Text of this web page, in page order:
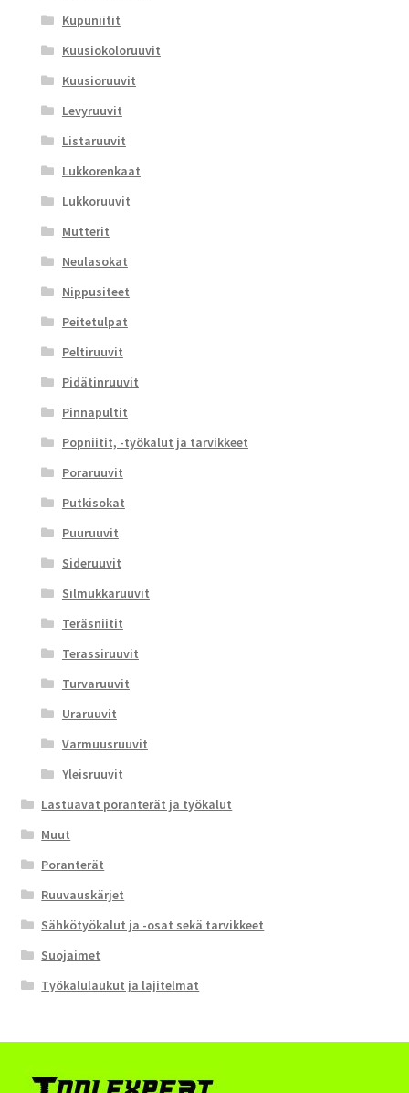
Kupuniitit
Kuusiokoloruuvit
Kuusioruuvit
Levyruuvit
Listaruuvit
Lukkorenkaat
Lukkoruuvit
Mutterit
Neulasokat
Nippusiteet
Peitetulpat
Peltiruuvit
Pidätinruuvit
Pinnapultit
Popniitit, -työkalut ja tarvikkeet
Poraruuvit
Putkisokat
Puuruuvit
Sideruuvit
Silmukkaruuvit
Teräsniitit
Terassiruuvit
Turvaruuvit
Uraruuvit
Varmuusruuvit
Yleisruuvit
Lastuavat poranterät ja työkalut
Muut
Poranterät
Ruuvauskärjet
Sähkötyökalut ja -osat sekä tarvikkeet
Suojaimet
Työkalulaukut ja lajitelmat